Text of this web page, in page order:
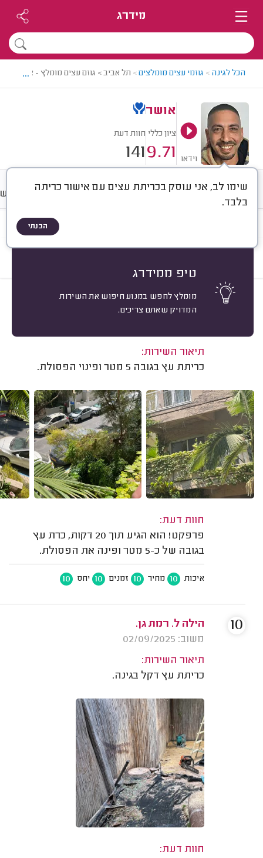
מידרג
הכל לגינה > גוזמי עצים מומלצים> תל אביב > גוזם עצים מומלץ - אושר
...
וידאו
אושר
ציון כללי
9.71
חוות דעת
141
שימו לב, אני עוסק בכריתת עצים עם אישור כריתה
בלבד.
הבנתי
טיפ ממידרג
מומלץ לחפש במנוע חיפוש את השירות
המדויק שאתם צריכים.
חוות דעת מחירים ממוצע
גיל ציטיאט מנדלבאום, תל אביב.
אשרור: 29/09/2025
תיאור השירות:
כריתת עץ בגובה 5 מטר ופינוי הפסולת.
חוות דעת:
פרפקט! הוא הגיע תוך 20 דקות, כרת עץ
בגובה של כ-5 מטר ופינה את הפסולת.
איכות 10 מחיר 10 זמנים 10 יחס 10
10
הילה ל. רמת גן.
משוב: 02/09/2025
תיאור השירות:
כריתת עץ דקל בגינה.
חוות דעת:
10